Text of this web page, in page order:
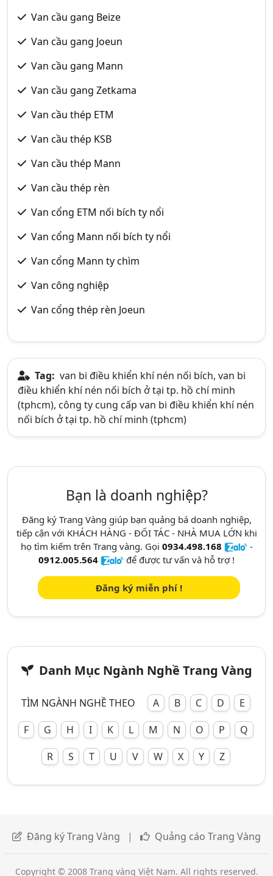
Van cầu gang Beize
Van cầu gang Joeun
Van cầu gang Mann
Van cầu gang Zetkama
Van cầu thép ETM
Van cầu thép KSB
Van cầu thép Mann
Van cầu thép rèn
Van cổng ETM nối bích ty nổi
Van cổng Mann nối bích ty nổi
Van cổng Mann ty chìm
Van công nghiệp
Van cổng thép rèn Joeun
Tag: van bi điều khiển khí nén nối bích, van bi
điều khiển khí nén nối bích ở tại tp. hồ chí minh
(tphcm), công ty cung cấp van bi điều khiển khí nén
nối bích ở tại tp. hồ chí minh (tphcm)
Bạn là doanh nghiệp?
Đăng ký Trang Vàng giúp bạn quảng bá doanh nghiệp,
tiếp cận với KHÁCH HÀNG - ĐỐI TÁC - NHÀ MUA LỚN khi
họ tìm kiếm trên Trang vàng. Gọi 0934.498.168
-
0912.005.564
để được tư vấn và hỗ trợ !
Đăng ký miễn phí !
Danh Mục Ngành Nghề Trang Vàng
TÌM NGÀNH NGHỀ THEO A B C D
E
F
G H I K L M N O P
Q
R
S T U V W X Y Z
Đăng ký Trang Vàng | Quảng cáo Trang Vàng
Copyright © 2008 Trang vàng Việt Nam. All rights reserved.